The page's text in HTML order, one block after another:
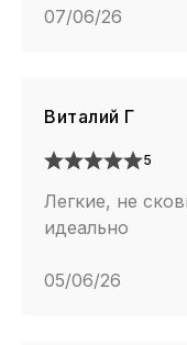
07/06/26
Виталий Г
5
Легкие, не
идеально
05/06/26